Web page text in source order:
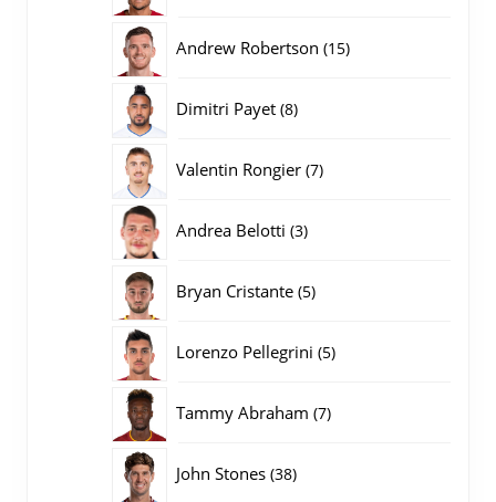
Andrew Robertson 1515
Dimitri Payet 88
Valentin Rongier 77
Andrea Belotti 33
Bryan Cristante 55
Lorenzo Pellegrini 55
Tammy Abraham 77
John Stones 3838